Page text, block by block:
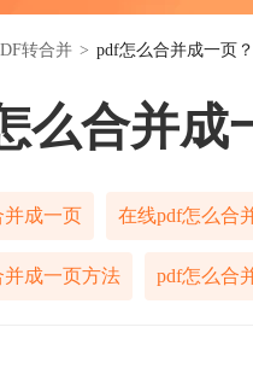
转合并 > pdf怎么合并成一页
么合并成
并成一页 在线pdf怎么合
并成一页方法 pdf怎么合